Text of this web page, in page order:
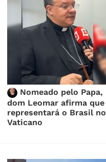
Nomeado pelo Papa,
dom Leomar afirma que
representará o Brasil no
Vaticano